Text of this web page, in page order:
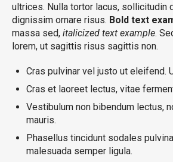
ultrices. Nulla tortor lacus, sollicitudin
dignissim ornare risus. Bold text
massa sed, italicized text example.
lorem, ut sagittis risus sagittis non.
Cras pulvinar vel justo ut eleifend.
Cras et laoreet lectus, vitae
Vestibulum non bibendum lectus,
mauris.
Phasellus tincidunt sodales
malesuada semper ligula.